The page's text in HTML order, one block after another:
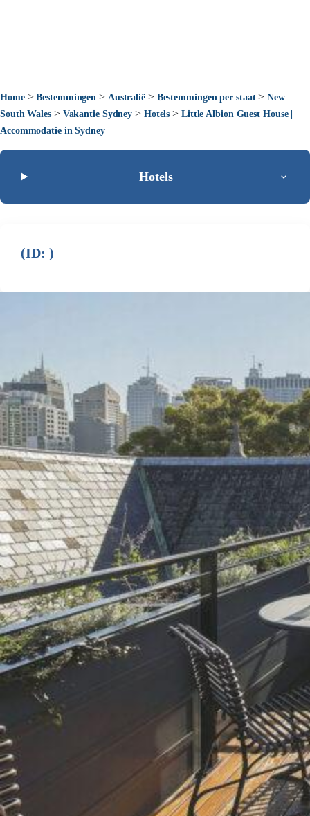
Home>Bestemmingen > Australië> Bestemmingen per staat>New
South Wales> Vakantie Sydney > Hotels > Little Albion Guest House |
Accommodatie in Sydney
Hotels
(ID: )